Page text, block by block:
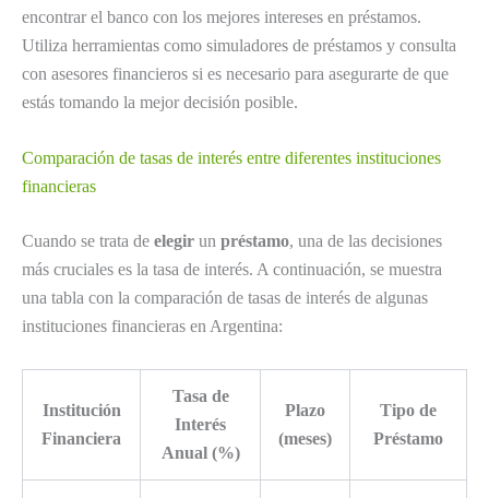
encontrar el banco con los mejores intereses en préstamos.
Utiliza herramientas como simuladores de préstamos y consulta
con asesores financieros si es necesario para asegurarte de que
estás tomando la mejor decisión posible.
Comparación de tasas de interés entre diferentes instituciones
financieras
Cuando se trata de elegir un préstamo, una de las decisiones
más cruciales es la tasa de interés. A continuación, se muestra
una tabla con la comparación de tasas de interés de algunas
instituciones financieras en Argentina:
Institución
Financiera
Tasa de
Interés
Anual (%)
Plazo
(meses)
Tipo de
Préstamo